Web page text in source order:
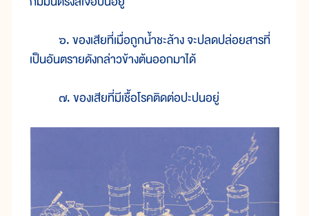
๖. ของเสียที่เมื่อถูกน้ำชะล้าง จะปลดปล่อยสารที่
เป็นอันตรายดังกล่าวข้างต้นออกมาได้
๗. ของเสียที่มีเชื้อโรคติดต่อปะปนอยู่